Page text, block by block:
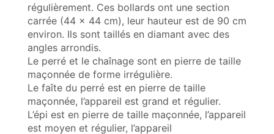
régulièrement. Ces bollards ont une section
carrée (44 x 44 cm), leur hauteur est de 90 cm
environ. Ils sont taillés en diamant avec des
angles arrondis.
Le perré et le chaînage sont en pierre de taille
maçonnée de forme irrégulière.
Le faîte du perré est en pierre de taille
maçonnée, l’appareil est grand et régulier.
L’épi est en pierre de taille maçonnée, l’appareil
est moyen et régulier, l’appareil